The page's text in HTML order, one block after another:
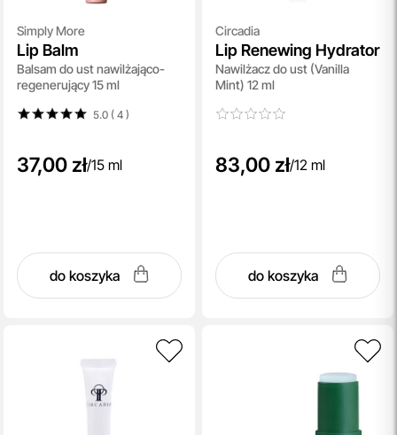
Simply More
Lip Balm
Balsam do ust nawilżająco-
regenerujący 15 ml
5.0 ( 4)
37,00 zł/15 ml
do koszyka
Circadia
Lip Renewing Hydrator
Nawilżacz do ust (Vanilla
Mint) 12 ml
83,00 zł/12 ml
do koszyka